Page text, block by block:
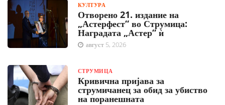
КУЛТУРА
Отворено 21. издание на
„Астерфест“ во Струмица:
Наградата „Астер“ ѝ
август 5, 2026
СТРУМИЦА
Кривична пријава за
струмичанец за обид за убиство
на поранешната